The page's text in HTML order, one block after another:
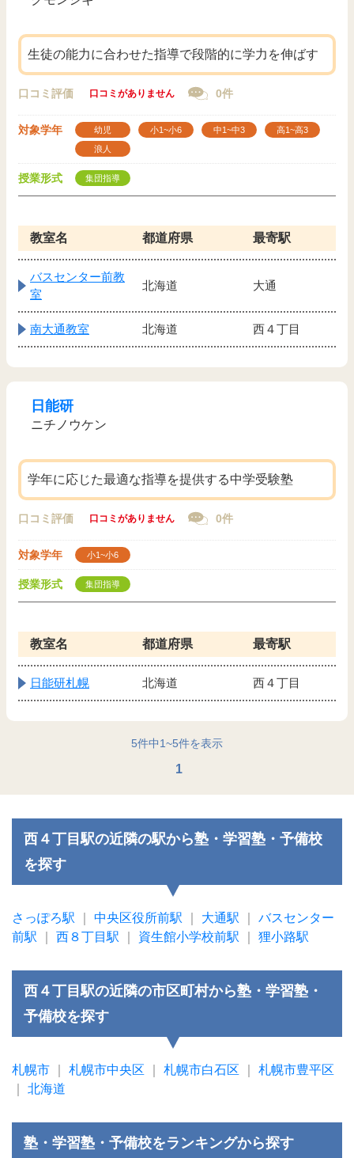
生徒の能力に合わせた指導で段階的に学力を伸ばす
口コミ評価 口コミがありません 0件
対象学年 幼児 小1~小6 中1~中3
高1~高3
浪人
授業形式 集団指導
教室名 都道府県 最寄駅
バスセンター前教
室
北海道 大通
南大通教室 北海道 西４丁目
日能研
ニチノウケン
学年に応じた最適な指導を提供する中学受験塾
口コミ評価 口コミがありません 0件
対象学年 小1~小6
授業形式 集団指導
教室名 都道府県 最寄駅
日能研札幌 北海道 西４丁目
5件中1~5件を表示
1
西４丁目駅の近隣の駅から塾・学習塾・予備校
を探す
さっぽろ駅 中央区役所前駅 大通駅
バスセンター
前駅
西８丁目駅 資生館小学校前駅 狸小路駅
西４丁目駅の近隣の市区町村から塾・学習塾・
予備校を探す
札幌市 札幌市中央区 札幌市白石区
札幌市豊平区
北海道
塾・学習塾・予備校をランキングから探す